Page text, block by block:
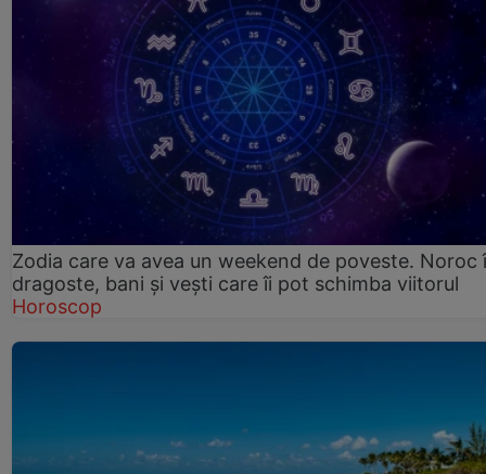
Zodia care va avea un weekend de poveste. Noroc
dragoste, bani și vești care îi pot schimba viitorul
Horoscop